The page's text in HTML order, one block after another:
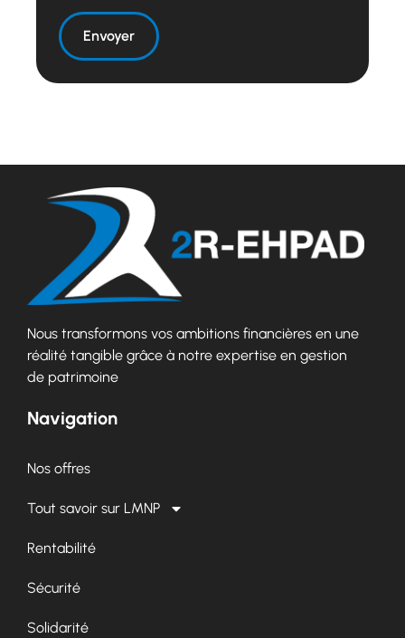
Nous transformons vos ambitions financières en une
réalité tangible grâce à notre expertise en gestion
de patrimoine
Navigation
Nos offres
Tout savoir sur LMNP
Rentabilité
Sécurité
Solidarité